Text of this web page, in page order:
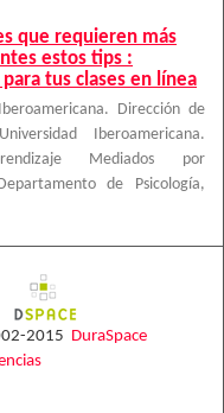
que requieren más
estos tips :
tus clases en línea
Dirección de
Iberoamericana.
Mediados por
de Psicología,
2015 DuraSpace